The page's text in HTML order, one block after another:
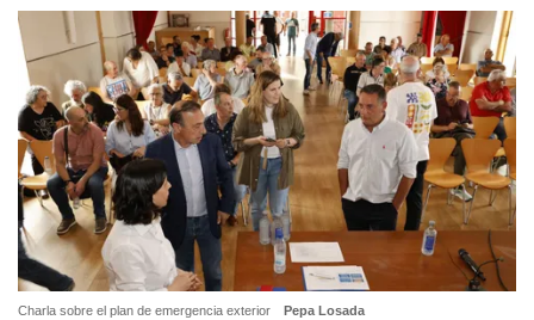
Charla sobre el plan de emergencia exterior Pepa Losada